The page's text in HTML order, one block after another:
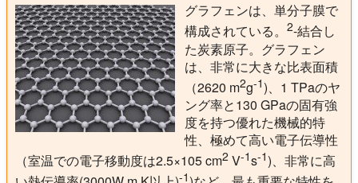
グラフェンは、単分子膜で
構成されている。 2-結合し
た炭素原子。グラフェン
は、非常に大きな比表面積
（2620 m2g-1)、1 TPaのヤ
ング率と130 GPaの固有強
度を持つ優れた機械的特
性、極めて高い電子伝導性
（室温での電子移動度は2.5×105 cm2 V-1s-1)、非常に高
-1